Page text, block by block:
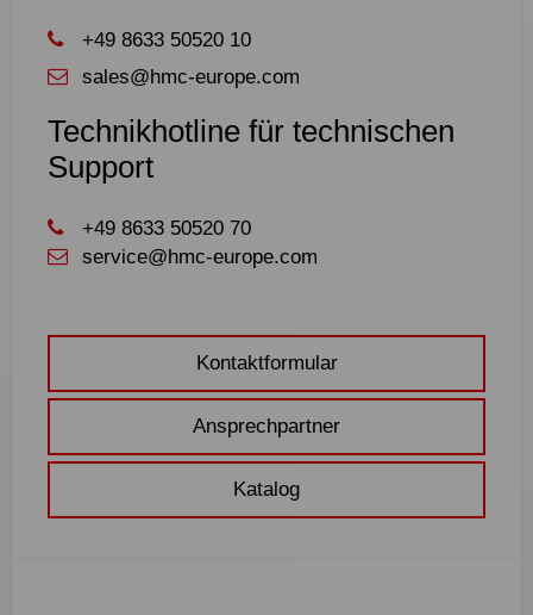
+49 8633 50520 10
sales@hmc-europe.com
Technikhotline für technischen
Support
+49 8633 50520 70
service@hmc-europe.com
Kontaktformular
Ansprechpartner
Katalog